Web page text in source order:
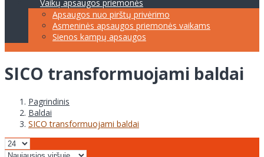
Vaikų apsaugos priemonės
Apsaugos nuo pirštų privėrimo
Asmeninės apsaugos priemonės vaikams
Sienos kampų apsaugos
SICO transformuojami baldai
Pagrindinis
Baldai
SICO transformuojami baldai